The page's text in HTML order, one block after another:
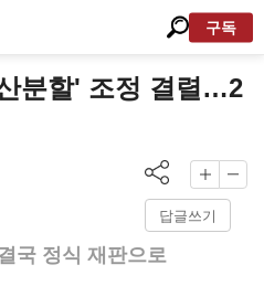
구독
분할' 조정 결렬…2
답글쓰기
국 정식 재판으로